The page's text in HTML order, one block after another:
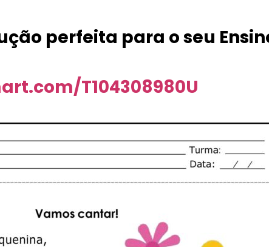
perfeita para o seu
T104308980U